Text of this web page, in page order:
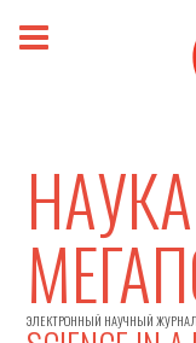
ЭЛЕКТРОННЫЙ НАУЧНЫЙ